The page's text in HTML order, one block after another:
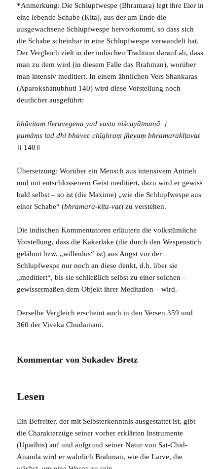
*Anmerkung: Die Schlupfwespe (Bhramara) legt ihre Eier in
eine lebende Schabe (Kita), aus der am Ende die
ausgewachsene Schlupfwespe hervorkommt, so dass sich
die Schabe scheinbar in eine Schlupfwespe verwandelt hat.
Der Vergleich zielt in der indischen Tradition darauf ab, dass
man zu dem wird (in diesem Falle dasBrahman), worüber
man intensiv meditiert. In einem ähnlichen Vers Shankaras
(Aparokshanubhuti 140) wird diese Vorstellung noch
deutlicher ausgeführt:
bhāvitaṃ tīvravegena yad vastu niścayātmanā ।
pumāṃs tad dhi bhavec chīghraṃ jñeyaṃ bhramarakīṭavat
॥ 140॥
Übersetzung: Worüber ein Mensch aus intensivem Antrieb
und mit entschlossenem Geist meditiert, dazu wird er gewiss
bald selbst – so ist (die Maxime) „wie die Schlupfwespe aus
einer Schabe“ (bhramara-kīṭa-vat) zu verstehen.
Die indischen Kommentatoren erläutern die volkstümliche
Vorstellung, dass die Kakerlake (die durch den Wespenstich
gelähmt bzw. „willenlos“ ist) aus Angst vor der
Schlupfwespe nur noch an diese denkt, d.h. über sie
„meditiert“, bis sie schließlich selbst zu einer solchen –
gewissermaßen dem Objekt ihrer Meditation – wird.
Derselbe Vergleich erscheint auch in den Versen 359 und
360 derViveka Chudamani.
Kommentar von Sukadev Bretz
Lesen
Ein Befreiter, der mit Selbsterkenntnis ausgestattet ist, gibt
die Charakterzüge seiner vorher erklärten Instrumente
(Upadhis) auf und aufgrund seiner Natur von Sat-Chid-
Ananda wird er wahrlich Brahman, wie die Larve, die